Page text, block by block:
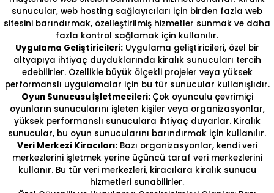
sunucular, web hosting sağlayıcıları için birden fazla web
sitesini barındırmak, özelleştirilmiş hizmetler sunmak ve daha
fazla kontrol sağlamak için kullanılır.
Uygulama Geliştiricileri:Uygulama geliştiricileri, özel bir
altyapıya ihtiyaç duyduklarında kiralık sunucuları tercih
edebilirler. Özellikle büyük ölçekli projeler veya yüksek
performanslı uygulamalar için bu tür sunucular kullanışlıdır.
Oyun Sunucusu İşletmecileri: Çok oyunculu çevrimiçi
oyunların sunucularını işleten kişiler veya organizasyonlar,
yüksek performanslı sunuculara ihtiyaç duyarlar. Kiralık
sunucular, bu oyun sunucularını barındırmak için kullanılır.
Veri Merkezi Kiracıları:Bazı organizasyonlar, kendi veri
merkezlerini işletmek yerine üçüncü taraf veri merkezlerini
kullanır. Bu tür veri merkezleri, kiracılara kiralık sunucu
hizmetleri sunabilirler.